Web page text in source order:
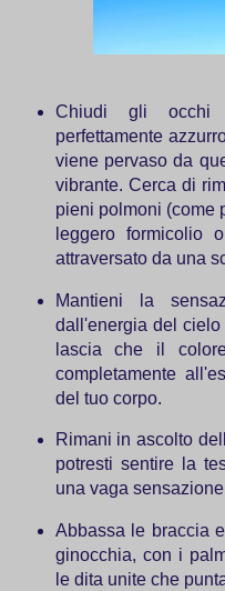
Chiudi gli
perfettamente
viene pervaso da
vibrante. Cerca di
pieni polmoni (come
leggero formicolio
attraversato da una
Mantieni la
dall'energia del
lascia che il
completamente
del tuo corpo.
Rimani in ascolto
potresti sentire la
una vaga
Abbassa le braccia
ginocchia, con i
le dita unite che